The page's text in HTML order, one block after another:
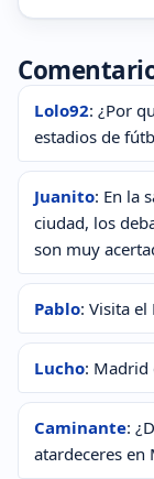
Lolo92: ¿Por
estadios de
Juanito: En la
ciudad, los
son muy
Pablo: Visita el
Lucho: Madrid
Caminante:
atardeceres en